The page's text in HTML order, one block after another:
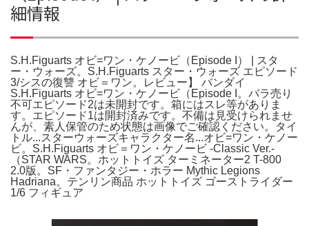
細情報
S.H.Figuarts オビ=ワン・ケノービ（Episode I） | スタ
ー・ウォーズ。S.H.Figuarts スター・ウォーズ エピソード
3/シスの復讐 オビ＝ワン。レビュー】 バンダイ
S.H.Figuarts オビ=ワン・ケノービ（Episode I。バラ売り
不可エピソード2は未開封です。箱にはスレ等がありま
す。エピソード1は開封済みです。不備は見受けられませ
んが、素人保管のため状態は画像でご確認ください。タイ
トル...スターウォーズキャラクター名...オビ=ワン・ケノー
ビ。S.H.Figuarts オビ＝ワン・ケノービ -Classic Ver.-
（STAR WARS。ホットトイズ ターミネーター2 T-800
2.0版。SF・ファンタジー・ホラー Mythic Legions
Hadriana。テンリン商品 ホットトイズ ゴーストライダー
1/6 フィギュア